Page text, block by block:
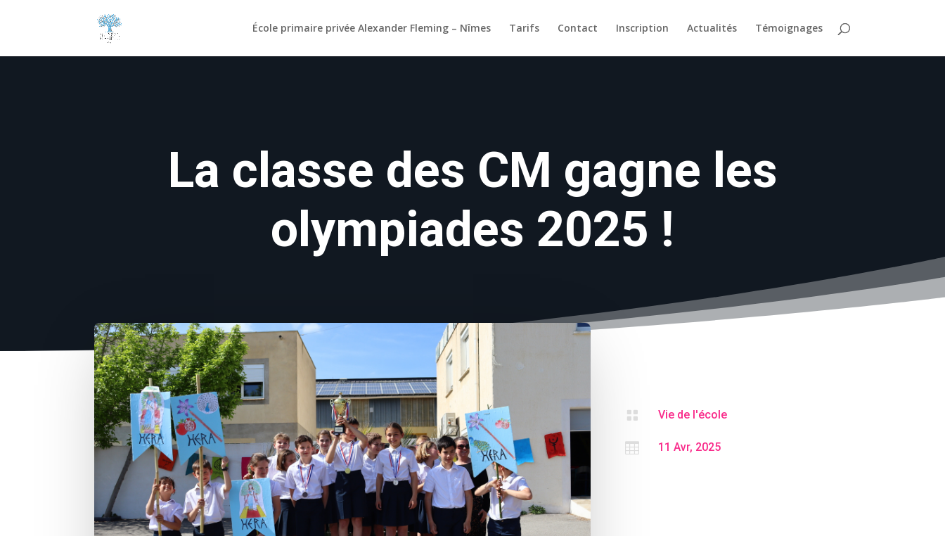
École primaire privée Alexander Fleming – Nîmes Tarifs Contact Inscription Actualités Témoignages
La classe des CM gagne les
olympiades 2025 !
 Vie de l'école
 11 Avr, 2025